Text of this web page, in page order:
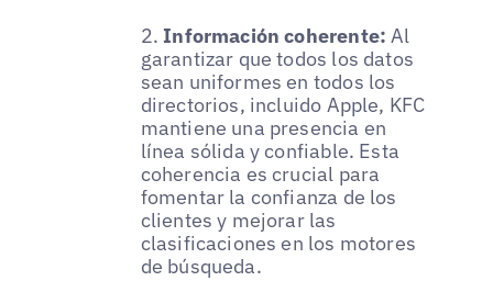
2. Información coherente: Al
garantizar que todos los datos
sean uniformes en todos los
directorios, incluido Apple, KFC
mantiene una presencia en
línea sólida y confiable. Esta
coherencia es crucial para
fomentar la confianza de los
clientes y mejorar las
clasificaciones en los motores
de búsqueda.